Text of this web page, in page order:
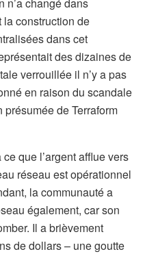
la construction de
dans cet
des dizaines de
verrouillée il n’y a pas
en raison du scandale
présumée de Terraform
que l’argent afflue vers
réseau est opérationnel
la communauté a
également, car son
Il a brièvement
de dollars – une goutte